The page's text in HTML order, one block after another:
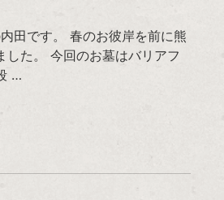
田です。 春のお彼岸を前に熊
た。 今回のお墓はバリアフ
…